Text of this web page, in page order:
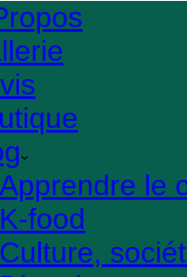
Apprendre le
K-food
Culture,